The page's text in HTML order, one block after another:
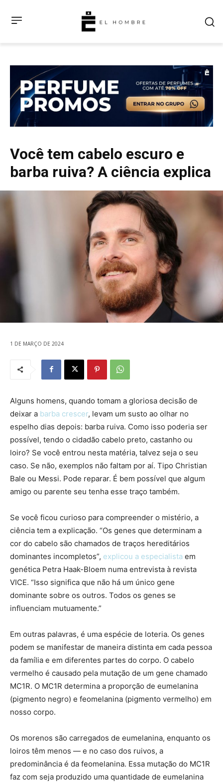
Você tem cabelo escuro e
barba ruiva? A ciência explica
1 DE MARÇO DE 2024
Alguns homens, quando tomam a gloriosa decisão de
deixar a barba crescer, levam um susto ao olhar no
espelho dias depois: barba ruiva. Como isso poderia ser
possível, tendo o cidadão cabelo preto, castanho ou
loiro? Se você entrou nesta matéria, talvez seja o seu
caso. Se não, exemplos não faltam por aí. Tipo Christian
Bale ou Messi. Pode reparar. É bem possível que algum
amigo ou parente seu tenha esse traço também.
Se você ficou curioso para compreender o mistério, a
ciência tem a explicação. “Os genes que determinam a
cor do cabelo são chamados de traços hereditários
dominantes incompletos”, explicou a especialista em
genética Petra Haak-Bloem numa entrevista à revista
VICE. “Isso significa que não há um único gene
dominante sobre os outros. Todos os genes se
influenciam mutuamente.”
Em outras palavras, é uma espécie de loteria. Os genes
podem se manifestar de maneira distinta em cada pessoa
da família e em diferentes partes do corpo. O cabelo
vermelho é causado pela mutação de um gene chamado
MC1R. O MC1R determina a proporção de eumelanina
(pigmento negro) e feomelanina (pigmento vermelho) em
nosso corpo.
Os morenos são carregados de eumelanina, enquanto os
loiros têm menos — e no caso dos ruivos, a
predominância é da feomelanina. Essa mutação do MC1R
faz com seja produzido uma quantidade de eumelanina